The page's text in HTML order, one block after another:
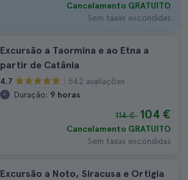
Cancelamento GRATUITO
Sem taxas escondidas
Excursão a Taormina e ao Etna a
partir de Catânia
4.7
542 avaliações
Duração: 9 horas
114 € 104 €
Cancelamento GRATUITO
Sem taxas escondidas
Excursão a Noto, Siracusa e Ortigia